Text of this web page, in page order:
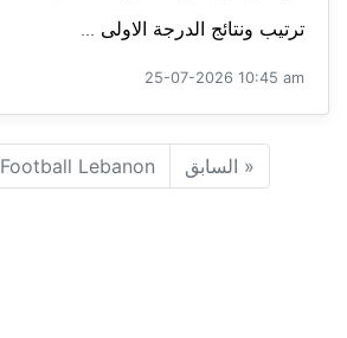
ترتيب ونتائج الدرجة الاولى ...
25-07-2026 10:45 am
« السابق Football Lebanon